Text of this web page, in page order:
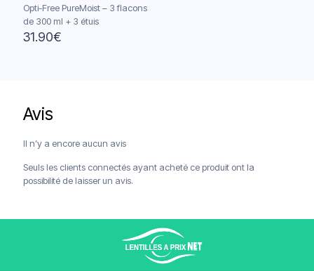
Opti-Free PureMoist – 3 flacons
de 300 ml + 3 étuis
31.90€
Avis
Il n’y a encore aucun avis
Seuls les clients connectés ayant acheté ce produit ont la
possibilité de laisser un avis.
Paiements sécurisés